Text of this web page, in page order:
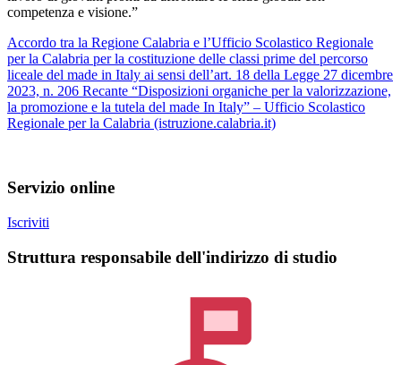
competenza e visione.”
Accordo tra la Regione Calabria e l’Ufficio Scolastico Regionale
per la Calabria per la costituzione delle classi prime del percorso
liceale del made in Italy ai sensi dell’art. 18 della Legge 27 dicembre
2023, n. 206 Recante “Disposizioni organiche per la valorizzazione,
la promozione e la tutela del made In Italy” – Ufficio Scolastico
Regionale per la Calabria (istruzione.calabria.it)
Servizio online
Iscriviti
Struttura responsabile dell'indirizzo di studio